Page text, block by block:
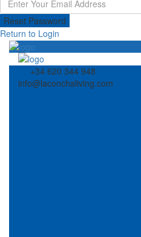
Reset Password
Return to Login
+34 620 344 948
info@laconchaliving.com